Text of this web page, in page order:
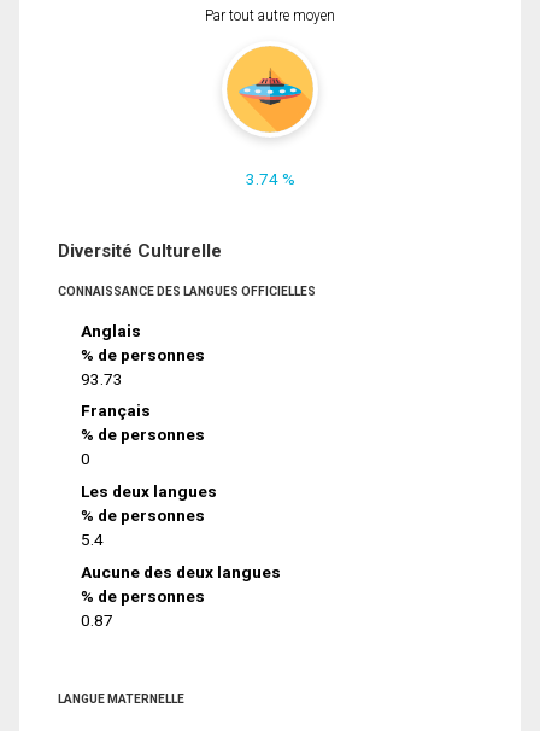
Par tout autre moyen
3.74 %
Diversité Culturelle
CONNAISSANCE DES LANGUES OFFICIELLES
Anglais
% de personnes
93.73
Français
% de personnes
0
Les deux langues
% de personnes
5.4
Aucune des deux langues
% de personnes
0.87
LANGUE MATERNELLE